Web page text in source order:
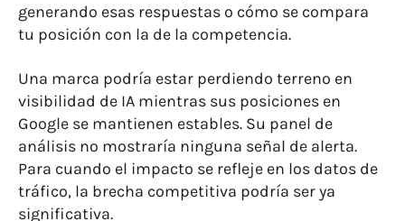
generando esas respuestas o cómo se compara
tu posición con la de la competencia.
Una marca podría estar perdiendo terreno en
visibilidad de IA mientras sus posiciones en
Google se mantienen estables. Su panel de
análisis no mostraría ninguna señal de alerta.
Para cuando el impacto se refleje en los datos de
tráfico, la brecha competitiva podría ser ya
significativa.